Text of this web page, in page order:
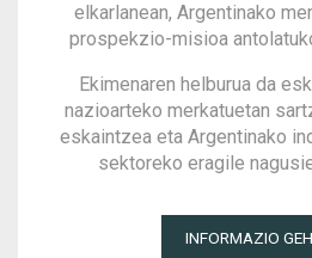
elkarlanean, Argentinako
prospekzio-misioa
Ekimenaren helburua da
nazioarteko merkatuetan
eskaintzea eta Argentinako
sektoreko eragile
INFORMAZIO